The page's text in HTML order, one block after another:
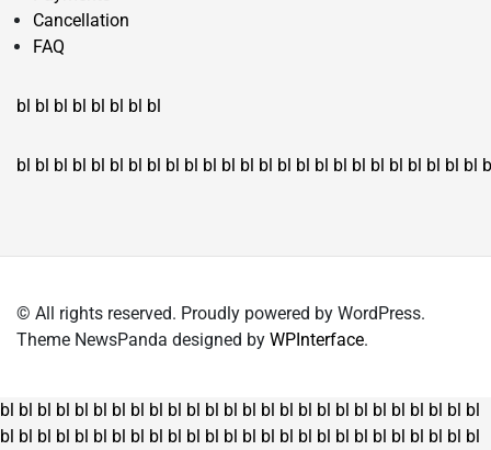
Cancellation
FAQ
bl bl bl bl bl bl bl bl
bl bl bl bl bl bl bl bl bl bl bl bl bl bl bl bl bl bl bl bl bl bl bl bl bl
© All rights reserved. Proudly powered by WordPress.
Theme NewsPanda designed by WPInterface.
bl bl bl bl bl bl bl bl bl bl bl bl bl bl bl bl bl bl bl bl bl bl bl bl bl bl
bl bl bl bl bl bl bl bl bl bl bl bl bl bl bl bl bl bl bl bl bl bl bl bl bl bl